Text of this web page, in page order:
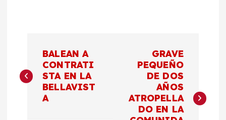
a
BALEAN A
CONTRATI
STA EN LA
BELLAVIST
A
GRAVE
PEQUEÑO
DE DOS
AÑOS
ATROPELLA
DO EN LA